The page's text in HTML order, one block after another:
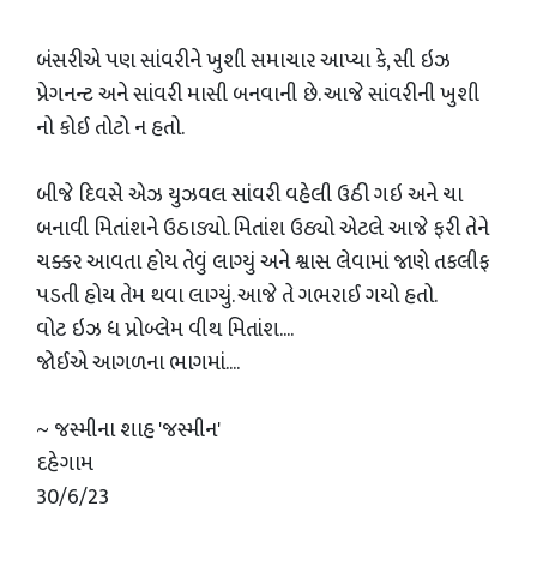
બંસરીએ પણ સાંવરીને ખુશી સમાચાર આપ્યા કે, સી ઇઝ
પ્રેગનન્ટ અને સાંવરી માસી બનવાની છે. આજે સાંવરીની ખુશી
નો કોઈ તોટો ન હતો.
બીજે દિવસે એઝ યુઝવલ સાંવરી વહેલી ઉઠી ગઇ અને ચા
બનાવી મિતાંશને ઉઠાડ્યો. મિતાંશ ઉઠ્યો એટલે આજે ફરી તેને
ચક્કર આવતા હોય તેવું લાગ્યું અને શ્વાસ લેવામાં જાણે તકલીફ
પડતી હોય તેમ થવા લાગ્યું. આજે તે ગભરાઈ ગયો હતો.
વોટ ઇઝ ધ પ્રોબ્લેમ વીથ મિતાંશ....
જોઈએ આગળના ભાગમાં....
~ જસ્મીના શાહ 'જસ્મીન'
દહેગામ
30/6/23